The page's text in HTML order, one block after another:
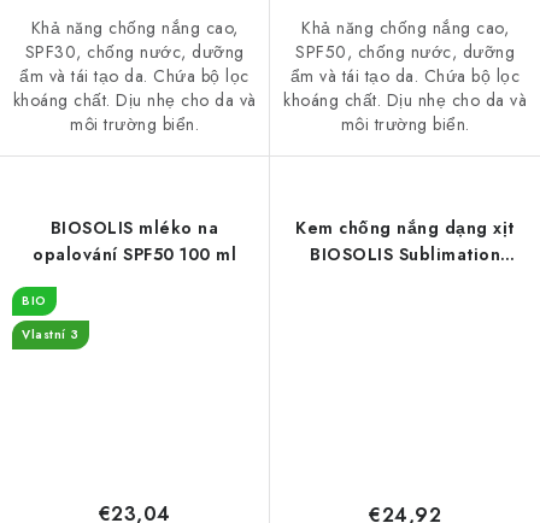
Khả năng chống nắng cao,
SPF30, chống nước, dưỡng
ẩm và tái tạo da. Chứa bộ lọc
khoáng chất. Dịu nhẹ cho da và
môi trường biển.
Khả năng chống nắng cao,
SPF50, chống nước, dưỡng
ẩm và tái tạo da. Chứa bộ lọc
khoáng chất. Dịu nhẹ cho da và
môi trường biển.
BIOSOLIS mléko na
opalování SPF50 100 ml
BIO
Vlastní 3
€23,04
Kem chống nắng dạng xịt
BIOSOLIS Sublimation
€24,92